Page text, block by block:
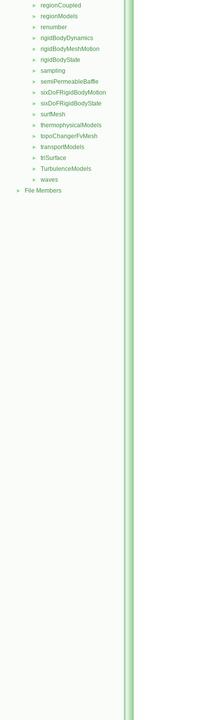
► regionCoupled
► regionModels
► renumber
► rigidBodyDynamics
► rigidBodyMeshMotion
► rigidBodyState
► sampling
► semiPermeableBaffle
► sixDoFRigidBodyMotion
► sixDoFRigidBodyState
► surfMesh
► thermophysicalModels
► topoChangerFvMesh
► transportModels
► triSurface
► TurbulenceModels
► waves
► File Members